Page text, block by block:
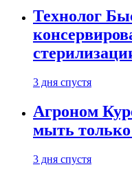
Технолог
3 дня спустя
Агроном
мыть только
3 дня спустя